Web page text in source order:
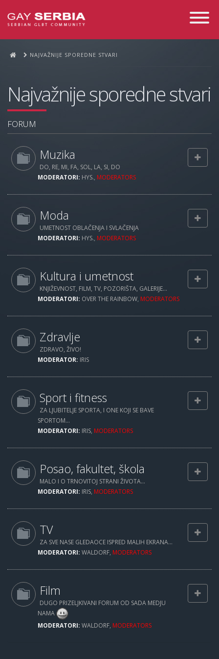
Toggle
NAJVAŽNIJE SPOREDNE STVARI
Najvažnije sporedne stvari
FORUM
Muzika
DO, RE, MI, FA, SOL, LA, SI, DO
MODERATORI: HYS., MODERATORS
Moda
UMETNOST OBLAČENJA I SVLAČENJA
MODERATORI: HYS., MODERATORS
Kultura i umetnost
KNJIŽEVNOST, FILM, TV, POZORIŠTA, GALERIJE...
MODERATORI: OVER THE RAINBOW, MODERATORS
Zdravlje
ZDRAVO, ŽIVO!
MODERATOR: IRIS
Sport i fitness
ZA LJUBITELJE SPORTA, I ONE KOJI SE BAVE
SPORTOM...
MODERATORI: IRIS, MODERATORS
Posao, fakultet, škola
MALO I O TRNOVITOJ STRANI ŽIVOTA...
MODERATORI: IRIS, MODERATORS
TV
ZA SVE NASE GLEDAOCE ISPRED MALIH EKRANA...
MODERATORI: WALDORF, MODERATORS
Film
DUGO PRIZELJKIVANI FORUM OD SADA MEDJU
NAMA
MODERATORI: WALDORF, MODERATORS